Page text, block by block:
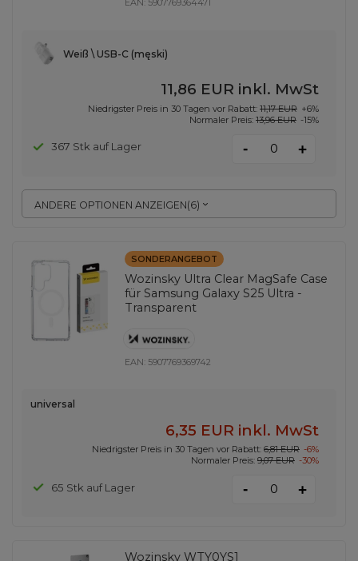
EAN: 5907769364471
ANDERE OPTIONEN ANZEIGEN(6)
Weiß \ USB-C (męski)
11,86 EUR inkl. MwSt
Niedrigster Preis in 30 Tagen vor Rabatt: 11,17 EUR +6%
Normaler Preis: 13,96 EUR -15%
367 Stk auf Lager - +
SONDERANGEBOT
Wozinsky Ultra Clear MagSafe Case
für Samsung Galaxy S25 Ultra -
Transparent
EAN: 5907769369742
universal
6,35 EUR inkl. MwSt
Niedrigster Preis in 30 Tagen vor Rabatt: 6,81 EUR -6%
Normaler Preis: 9,07 EUR -30%
65 Stk auf Lager - +
Wozinsky WTY0YS1